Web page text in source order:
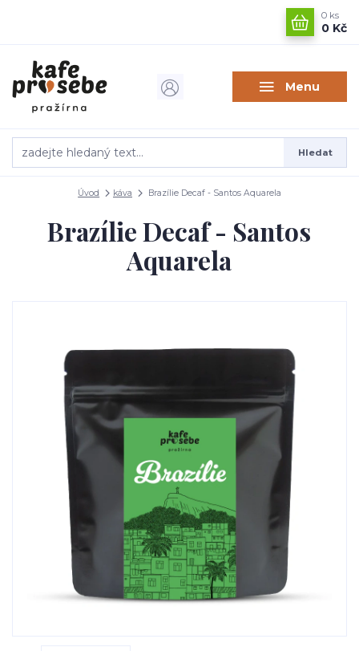
Menu
Hledat
0 ks
0 Kč
Úvod káva Brazílie Decaf - Santos Aquarela
Brazílie Decaf - Santos
Aquarela